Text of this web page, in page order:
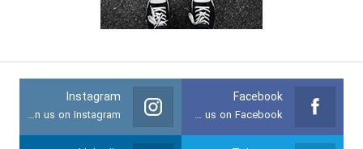
Facebook
Join us on Facebook
Instagram
Join us on Instagram